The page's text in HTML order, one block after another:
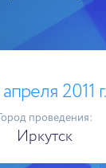
апреля 2011 г.
Город проведения:
Иркутск